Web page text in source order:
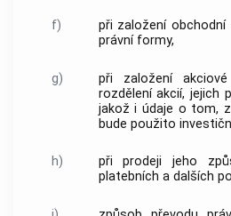
f)
při založení
právní formy,
g) při založení
rozdělení akcií, jejich
jakož i údaje o tom,
bude použito
h)
při prodeji jeho
platebních a dalších